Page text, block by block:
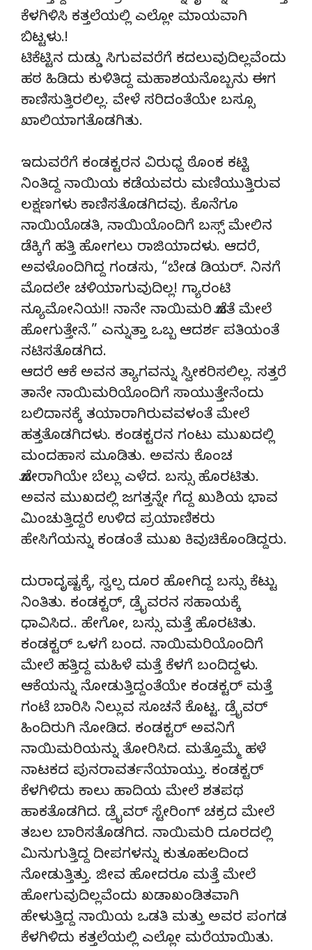
ಕೆಳಗಿಳಿಸಿ ಕತ್ತಲೆಯಲ್ಲಿ ಎಲ್ಲೋ ಮಾಯವಾಗಿ
ಬಿಟ್ಟಳು.!
ಟಿಕೆಟ್ಟಿನ ದುಡ್ಡು ಸಿಗುವವರೆಗೆ ಕದಲುವುದಿಲ್ಲವೆಂದು
ಹಠ ಹಿಡಿದು ಕುಳಿತಿದ್ದ ಮಹಾಶಯನೊಬ್ಬನು ಈಗ
ಕಾಣಿಸುತ್ತಿರಲಿಲ್ಲ. ವೇಳೆ ಸರಿದಂತೆಯೇ ಬಸ್ಸೂ
ಖಾಲಿಯಾಗತೊಡಗಿತು.
ಇದುವರೆಗೆ ಕಂಡಕ್ಟರನ ವಿರುಧ್ದ ಠೊಂಕ ಕಟ್ಟಿ
ನಿಂತಿದ್ದ ನಾಯಿಯ ಕಡೆಯವರು ಮಣಿಯುತ್ತಿರುವ
ಲಕ್ಷಣಗಳು ಕಾಣಿಸತೊಡಗಿದವು. ಕೊನೆಗೂ
ನಾಯಿಯೊಡತಿ, ನಾಯಿಯೊಂದಿಗೆ ಬಸ್ಸ್ ಮೇಲಿನ
ಡೆಕ್ಕಿಗೆ ಹತ್ತಿ ಹೋಗಲು ರಾಜಿಯಾದಳು. ಆದರೆ,
ಅವಳೊಂದಿಗಿದ್ದ ಗಂಡಸು, “ಬೇಡ ಡಿಯರ್. ನಿನಗೆ
ಮೊದಲೇ ಚಳಿಯಾಗುವುದಿಲ್ಲ! ಗ್ಯಾರಂಟಿ
ನ್ಯೂಮೋನಿಯ!! ನಾನೇ ನಾಯಿಮರಿ ಜೊತೆ ಮೇಲೆ
ಹೋಗುತ್ತೇನೆ.” ಎನ್ನುತ್ತಾ ಒಬ್ಬ ಆದರ್ಶ ಪತಿಯಂತೆ
ನಟಿಸತೊಡಗಿದ.
ಆದರೆ ಆಕೆ ಅವನ ತ್ಯಾಗವನ್ನು ಸ್ವೀಕರಿಸಲಿಲ್ಲ. ಸತ್ತರೆ
ತಾನೇ ನಾಯಿಮರಿಯೊಂದಿಗೆ ಸಾಯುತ್ತೇನೆಂದು
ಬಲಿದಾನಕ್ಕೆ ತಯಾರಾಗಿರುವವಳಂತೆ ಮೇಲೆ
ಹತ್ತತೊಡಗಿದಳು. ಕಂಡಕ್ಟರನ ಗಂಟು ಮುಖದಲ್ಲಿ
ಮಂದಹಾಸ ಮೂಡಿತು. ಅವನು ಕೊಂಚ
ಜೋರಾಗಿಯೇ ಬೆಲ್ಲು ಎಳೆದ. ಬಸ್ಸು ಹೊರಟಿತು.
ಅವನ ಮುಖದಲ್ಲಿ ಜಗತ್ತನ್ನೇ ಗೆದ್ದ ಖುಶಿಯ ಭಾವ
ಮಿಂಚುತ್ತಿದ್ದರೆ ಉಳಿದ ಪ್ರಯಾಣಿಕರು
ಹೇಸಿಗೆಯನ್ನು ಕಂಡಂತೆ ಮುಖ ಕಿವುಚಿಕೊಂಡಿದ್ದರು.
ದುರಾದೃಷ್ಟಕ್ಕೆ, ಸ್ವಲ್ಪ ದೂರ ಹೋಗಿದ್ದ ಬಸ್ಸು ಕೆಟ್ಟು
ನಿಂತಿತು. ಕಂಡಕ್ಟರ್, ಡ್ರೈವರನ ಸಹಾಯಕ್ಕೆ
ಧಾವಿಸಿದ.. ಹೇಗೋ, ಬಸ್ಸು ಮತ್ತೆ ಹೊರಟಿತು.
ಕಂಡಕ್ಟರ್ ಒಳಗೆ ಬಂದ. ನಾಯಿಮರಿಯೊಂದಿಗೆ
ಮೇಲೆ ಹತ್ತಿದ್ದ ಮಹಿಳೆ ಮತ್ತೆ ಕೆಳಗೆ ಬಂದಿದ್ದಳು.
ಆಕೆಯನ್ನು ನೋಡುತ್ತಿದ್ದಂತೆಯೇ ಕಂಡಕ್ಟರ್ ಮತ್ತೆ
ಗಂಟೆ ಬಾರಿಸಿ ನಿಲ್ಲುವ ಸೂಚನೆ ಕೊಟ್ಟ. ಡ್ರೈವರ್
ಹಿಂದಿರುಗಿ ನೋಡಿದ. ಕಂಡಕ್ಟರ್ ಅವನಿಗೆ
ನಾಯಿಮರಿಯನ್ನು ತೋರಿಸಿದ. ಮತ್ತೊಮ್ಮೆ ಹಳೆ
ನಾಟಕದ ಪುನರಾವರ್ತನೆಯಾಯ್ತು. ಕಂಡಕ್ಟರ್
ಕೆಳಗಿಳಿದು ಕಾಲು ಹಾದಿಯ ಮೇಲೆ ಶತಪಥ
ಹಾಕತೊಡಗಿದ. ಡ್ರೈವರ್ ಸ್ಟೇರಿಂಗ್ ಚಕ್ರದ ಮೇಲೆ
ತಬಲ ಬಾರಿಸತೊಡಗಿದ. ನಾಯಿಮರಿ ದೂರದಲ್ಲಿ
ಮಿನುಗುತ್ತಿದ್ದ ದೀಪಗಳನ್ನು ಕುತೂಹಲದಿಂದ
ನೋಡುತ್ತಿತ್ತು. ಜೀವ ಹೋದರೂ ಮತ್ತೆ ಮೇಲೆ
ಹೋಗುವುದಿಲ್ಲವೆಂದು ಖಡಾಖಂಡಿತವಾಗಿ
ಹೇಳುತ್ತಿದ್ದ ನಾಯಿಯ ಒಡತಿ ಮತ್ತು ಅವರ ಪಂಗಡ
ಕೆಳಗಿಳಿದು ಕತ್ತಲೆಯಲ್ಲಿ ಎಲ್ಲೋ ಮರೆಯಾಯಿತು.